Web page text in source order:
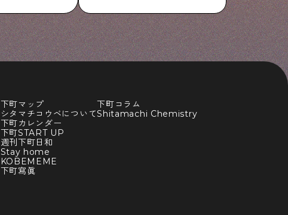
下町マップ
シタマチコウベについて
下町カレンダー
下町START UP
週刊下町日和
Stay home
KOBEMEME
下町寫眞
下町コラム
Shitamachi Chemistry